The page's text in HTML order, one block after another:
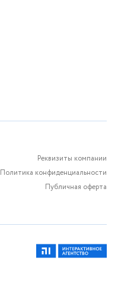
Реквизиты компании
Политика конфиденциальности
Публичная оферта